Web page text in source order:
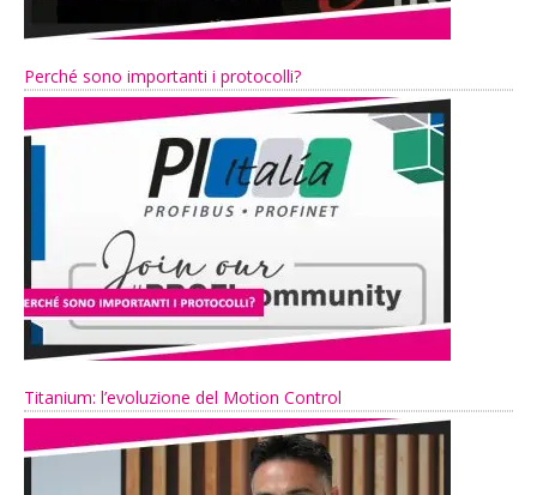
Perché sono importanti i protocolli?
Titanium: l’evoluzione del Motion Control